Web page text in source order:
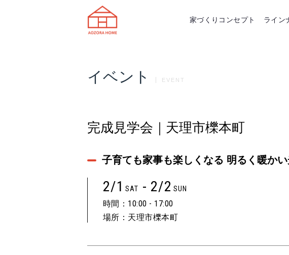
家づくりコンセプト
ライン
イベント EVENT
完成見学会｜天理市櫟本町
子育ても家事も楽しくなる 明るく暖か
2/1 SAT - 2/2 SUN
時間：10:00 - 17:00
場所：天理市櫟本町